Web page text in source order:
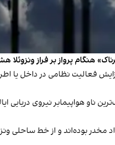
هنگام پرواز بر فراز ونزوئلا
و افزایش فعالیت نظامی در
ناو هواپیمابر نیروی
بوده‌اند و از خط ساحلی